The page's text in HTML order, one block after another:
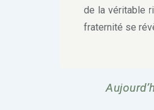
de la véritable
fraternité se